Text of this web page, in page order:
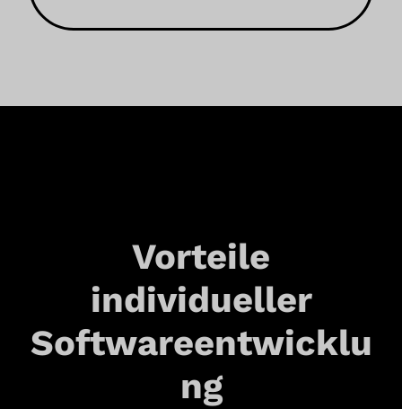
Vorteile
individueller
Softwareentwicklu
ng